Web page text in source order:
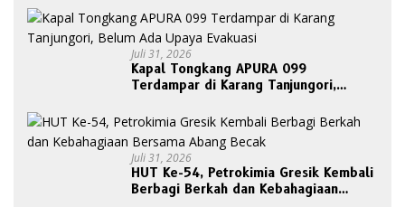
Juli 31, 2026
Kapal Tongkang APURA 099
Terdampar di Karang Tanjungori,
Juli 31, 2026
HUT Ke-54, Petrokimia Gresik Kembali
Berbagi Berkah dan Kebahagiaan